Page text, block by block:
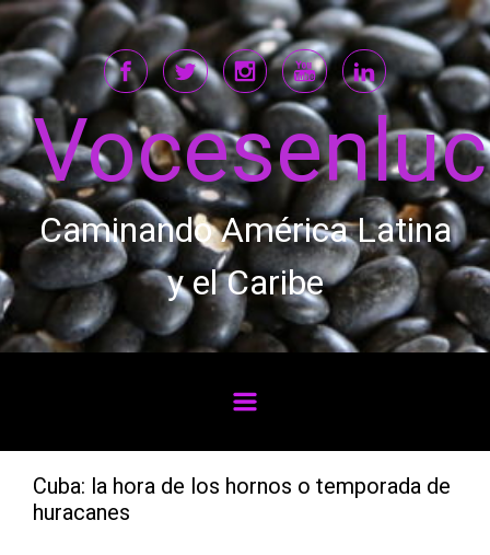
Saltar al contenido principal
Caminando América Latina
y el Caribe
Cuba: la hora de los hornos o temporada de
huracanes